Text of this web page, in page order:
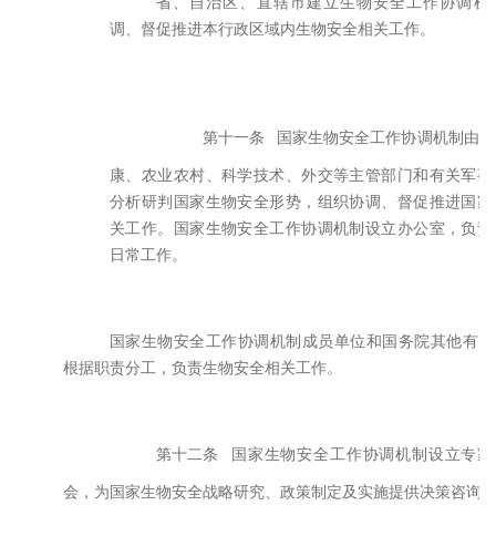
调、督促推进本行政区域内生物安全相关工作。
第十一条 国家生物安全工作协调机制由
康、农业农村、科学技术、外交等主管部门和有关军
分析研判国家生物安全形势，组织协调、督促推进国
关工作。国家生物安全工作协调机制设立办公室，负
日常工作。
国家生物安全工作协调机制成员单位和国务院其他有
根据职责分工，负责生物安全相关工作。
第十二条 国家生物安全工作协调机制设立专家
会，为国家生物安全战略研究、政策制定及实施提供决策咨询。